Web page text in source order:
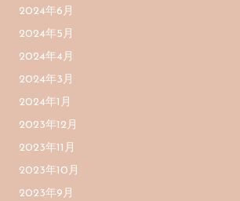
2024年6月
2024年5月
2024年4月
2024年3月
2024年1月
2023年12月
2023年11月
2023年10月
2023年9月